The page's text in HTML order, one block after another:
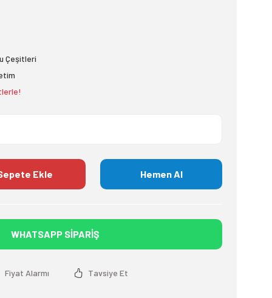
Çeşitleri
Ekle Hemen Al
WHATSAPP SİPARİŞ
Fiyat Alarmı Tavsiye Et